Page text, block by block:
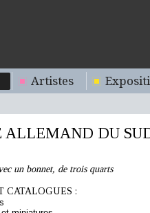
Artistes
DU
un bonnet, de trois quarts
CATALOGUES :